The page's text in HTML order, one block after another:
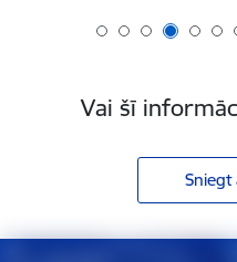
Vai šī
Sniegt